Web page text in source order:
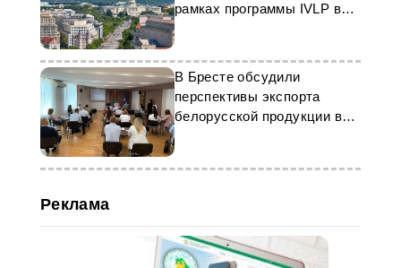
рамках программы IVLP в
США
В Бресте обсудили
перспективы экспорта
белорусской продукции в
Туркменистан
Реклама